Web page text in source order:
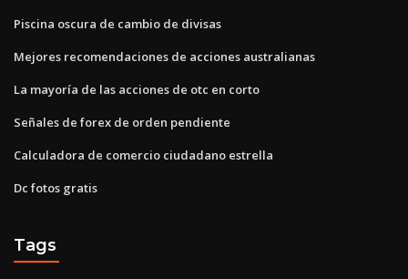
Piscina oscura de cambio de divisas
Mejores recomendaciones de acciones australianas
La mayoría de las acciones de otc en corto
Señales de forex de orden pendiente
Calculadora de comercio ciudadano estrella
Dc fotos gratis
Tags